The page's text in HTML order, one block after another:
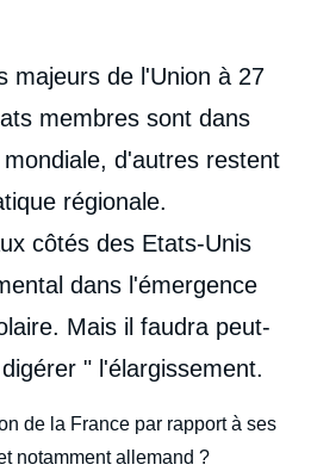
majeurs de l'Union à 27
membres sont dans
d'autres restent
régionale.
côtés des Etats-Unis
dans l'émergence
Mais il faudra peut-
" l'élargissement.
de la France par rapport à ses
notamment allemand ?